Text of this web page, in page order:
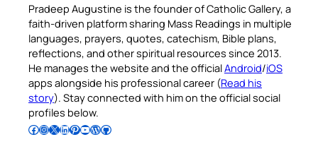
Pradeep Augustine is the founder of Catholic Gallery, a
faith-driven platform sharing Mass Readings in multiple
languages, prayers, quotes, catechism, Bible plans,
reflections, and other spiritual resources since 2013.
He manages the website and the officialAndroid/iOS
apps alongside his professional career (Read his
story). Stay connected with him on the official social
profiles below.
Follow Pradeep on Facebook Follow Pradeep on InstagramFollow Pradeep on X Follow Pradeep on LinkedIn Follow Pradeep on Pinterest Subscribe to Pradeep’s Youtube Channel Follow Pradeep on WordPress Follow Pradeep on GitHub